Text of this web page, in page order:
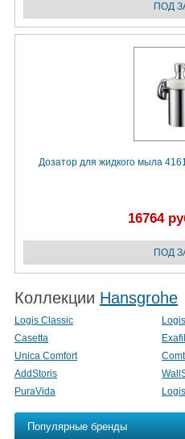
Дозатор для жидкого мыла
16764
Коллекции Hansgrohe
Logis Classic
Casetta
Exafill
Unica Comfort
AddStoris
PuraVida
Logis
Популярные бренды